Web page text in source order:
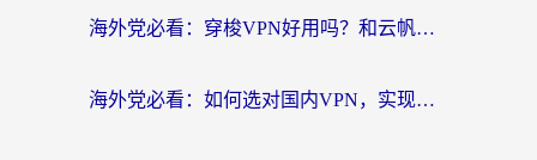
海外党必看：穿梭VPN好用吗？和云帆VPN对比哪个回国效果更好？附真实测评+避坑指南
海外党必看：如何选对国内VPN，实现无缝访问国内资源？